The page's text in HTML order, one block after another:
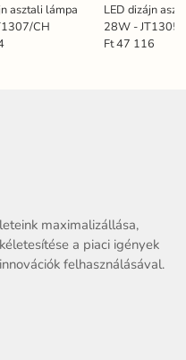
asztali lámpa
CH
LED dizájn
28W -
Ft 47 116
maximalizállása,
a piaci igények
felhasználásával.